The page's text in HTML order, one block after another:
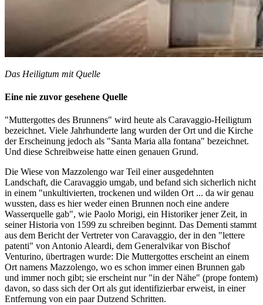
Das Heiligtum mit Quelle
Eine nie zuvor gesehene Quelle
"Muttergottes des Brunnens" wird heute als Caravaggio-Heiligtum
bezeichnet. Viele Jahrhunderte lang wurden der Ort und die Kirche
der Erscheinung jedoch als "Santa Maria alla fontana" bezeichnet.
Und diese Schreibweise hatte einen genauen Grund.
Die Wiese von Mazzolengo war Teil einer ausgedehnten
Landschaft, die Caravaggio umgab, und befand sich sicherlich nicht
in einem "unkultivierten, trockenen und wilden Ort ... da wir genau
wussten, dass es hier weder einen Brunnen noch eine andere
Wasserquelle gab", wie Paolo Morigi, ein Historiker jener Zeit, in
seiner Historia von 1599 zu schreiben beginnt. Das Dementi stammt
aus dem Bericht der Vertreter von Caravaggio, der in den "lettere
patenti" von Antonio Aleardi, dem Generalvikar von Bischof
Venturino, übertragen wurde: Die Muttergottes erscheint an einem
Ort namens Mazzolengo, wo es schon immer einen Brunnen gab
und immer noch gibt; sie erscheint nur "in der Nähe" (prope fontem)
davon, so dass sich der Ort als gut identifizierbar erweist, in einer
Entfernung von ein paar Dutzend Schritten.